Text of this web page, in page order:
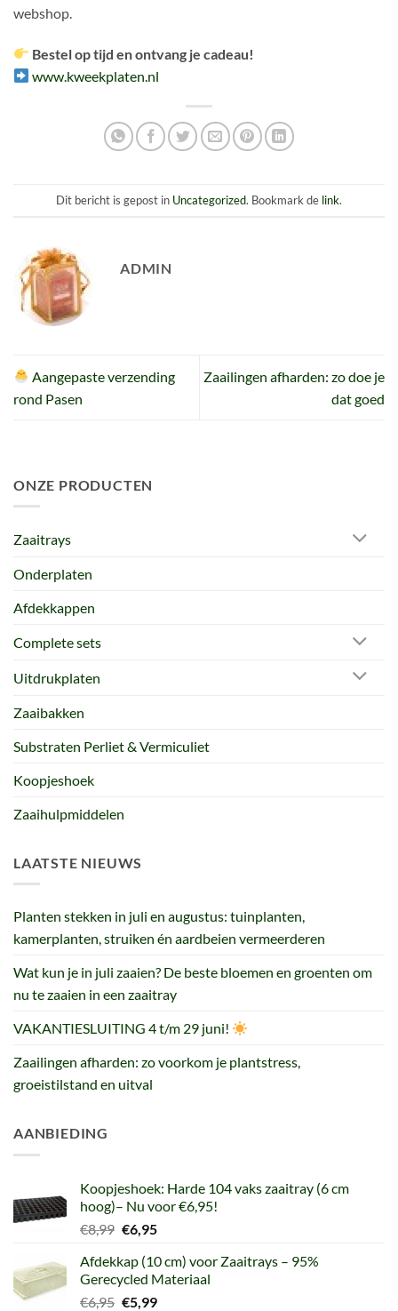
webshop.
Bestel op tijd en ontvang je cadeau!
www.kweekplaten.nl
Dit bericht is gepost in Uncategorized. Bookmark de link.
ADMIN
Aangepaste verzending
rond Pasen
Zaailingen afharden: zo doe je
dat goed
ONZE PRODUCTEN
Zaaitrays
Onderplaten
Afdekkappen
Complete sets
Uitdrukplaten
Zaaibakken
Substraten Perliet & Vermiculiet
Koopjeshoek
Zaaihulpmiddelen
LAATSTE NIEUWS
Planten stekken in juli en augustus: tuinplanten,
kamerplanten, struiken én aardbeien vermeerderen
Wat kun je in juli zaaien? De beste bloemen en groenten om
nu te zaaien in een zaaitray
VAKANTIESLUITING 4 t/m 29 juni!
Zaailingen afharden: zo voorkom je plantstress,
groeistilstand en uitval
AANBIEDING
Koopjeshoek: Harde 104 vaks zaaitray (6 cm
hoog)– Nu voor €6,95!
€8,99 Oorspronkelijke
was:
€8,99.
€6,95Huidige
is:
€6,95.
Afdekkap (10 cm) voor Zaaitrays – 95%
Gerecycled Materiaal
€6,95 Oorspronkelijke
€5,99Huidige